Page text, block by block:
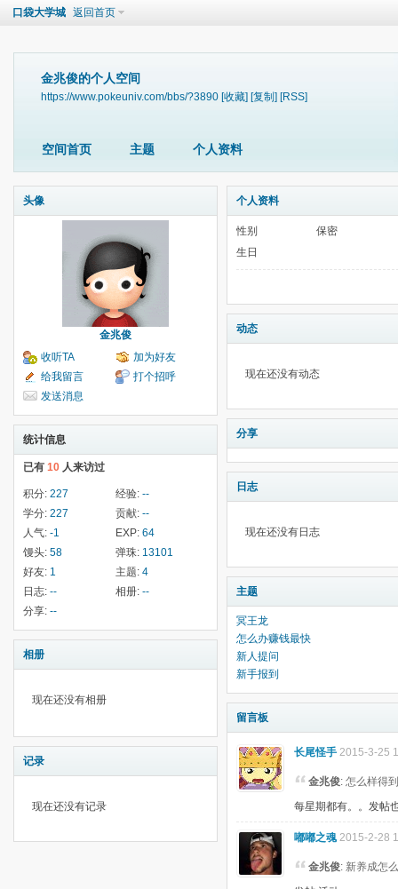
口袋大学城 返回首页
金兆俊的个人空间
https://www.pokeuniv.com/bbs/?3890 [收藏] [复制] [RSS]
空间首页 主题 个人资料
头像
金兆俊
收听TA
加为好友
给我留言
打个招呼
发送消息
统计信息
已有 10 人来访过
积分: 227 经验: --
学分: 227 贡献: --
人气: -1 EXP: 64
馒头: 58 弹珠: 13101
好友: 1 主题: 4
日志: -- 相册: --
分享: --
相册
现在还没有相册
记录
现在还没有记录
个人资料
性别
保密
生日
动态
现在还没有动态
分享
日志
现在还没有日志
主题
冥王龙
怎么办赚钱最快
新人提问
新手报到
留言板
长尾怪手 2015-3-25
金兆俊: 怎么样得
每星期都有。。发帖
嘟嘟之魂 2015-2-28
金兆俊: 新养成怎